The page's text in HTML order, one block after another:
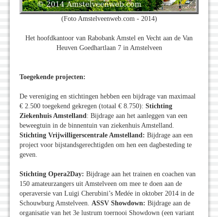
(Foto Amstelveenweb.com - 2014)
Het hoofdkantoor van Rabobank Amstel en Vecht aan de Van
Heuven Goedhartlaan 7 in Amstelveen
Toegekende projecten:
De vereniging en stichtingen hebben een bijdrage van maximaal
€ 2.500 toegekend gekregen (totaal € 8.750): Stichting
Ziekenhuis Amstelland : Bijdrage aan het aanleggen van een
beweegtuin in de binnentuin van ziekenhuis Amstelland.
Stichting Vrijwilligerscentrale Amstelland: Bijdrage aan een
project voor bijstandsgerechtigden om hen een dagbesteding te
geven.
Stichting Opera2Day: Bijdrage aan het trainen en coachen van
150 amateurzangers uit Amstelveen om mee te doen aan de
operaversie van Luigi Cherubini’s Medée in oktober 2014 in de
Schouwburg Amstelveen. ASSV Showdown: Bijdrage aan de
organisatie van het 3e lustrum toernooi Showdown (een variant